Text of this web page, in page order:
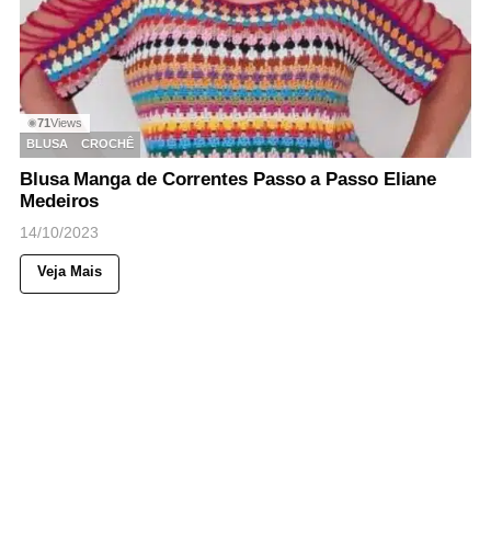
◉71Views
BLUSA
CROCHÊ
Blusa Manga de Correntes Passo a Passo Eliane
Medeiros
14/10/2023
Veja Mais